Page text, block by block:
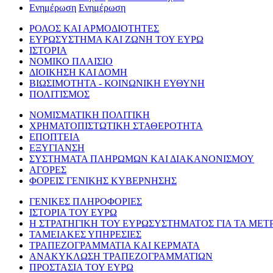
Ενημέρωση Ενημέρωση
ΡΟΛΟΣ ΚΑΙ ΑΡΜΟΔΙΟΤΗΤΕΣ
ΕΥΡΩΣΥΣΤΗΜΑ ΚΑΙ ΖΩΝΗ ΤΟΥ ΕΥΡΩ
ΙΣΤΟΡΙΑ
ΝΟΜΙΚΟ ΠΛΑΙΣΙΟ
ΔΙΟΙΚΗΣΗ ΚΑΙ ΔΟΜΗ
ΒΙΩΣΙΜΟΤΗΤΑ - ΚΟΙΝΩΝΙΚΗ ΕΥΘΥΝΗ
ΠΟΛΙΤΙΣΜΟΣ
ΝΟΜΙΣΜΑΤΙΚΗ ΠΟΛΙΤΙΚΗ
ΧΡΗΜΑΤΟΠΙΣΤΩΤΙΚΗ ΣΤΑΘΕΡΟΤΗΤΑ
ΕΠΟΠΤΕΙΑ
ΕΞΥΓΙΑΝΣΗ
ΣΥΣΤΗΜΑΤΑ ΠΛΗΡΩΜΩΝ ΚΑΙ ΔΙΑΚΑΝΟΝΙΣΜΟΥ
ΑΓΟΡΕΣ
ΦΟΡΕΙΣ ΓΕΝΙΚΗΣ ΚΥΒΕΡΝΗΣΗΣ
ΓΕΝΙΚΕΣ ΠΛΗΡΟΦΟΡΙΕΣ
ΙΣΤΟΡΙΑ ΤΟΥ ΕΥΡΩ
Η ΣΤΡΑΤΗΓΙΚΗ ΤΟΥ ΕΥΡΩΣΥΣΤΗΜΑΤΟΣ ΓΙΑ ΤΑ
ΤΑΜΕΙΑΚΕΣ ΥΠΗΡΕΣΙΕΣ
ΤΡΑΠΕΖΟΓΡΑΜΜΑΤΙΑ ΚΑΙ ΚΕΡΜΑΤΑ
ΑΝΑΚΥΚΛΩΣΗ ΤΡΑΠΕΖΟΓΡΑΜΜΑΤΙΩΝ
ΠΡΟΣΤΑΣΙΑ ΤΟΥ ΕΥΡΩ